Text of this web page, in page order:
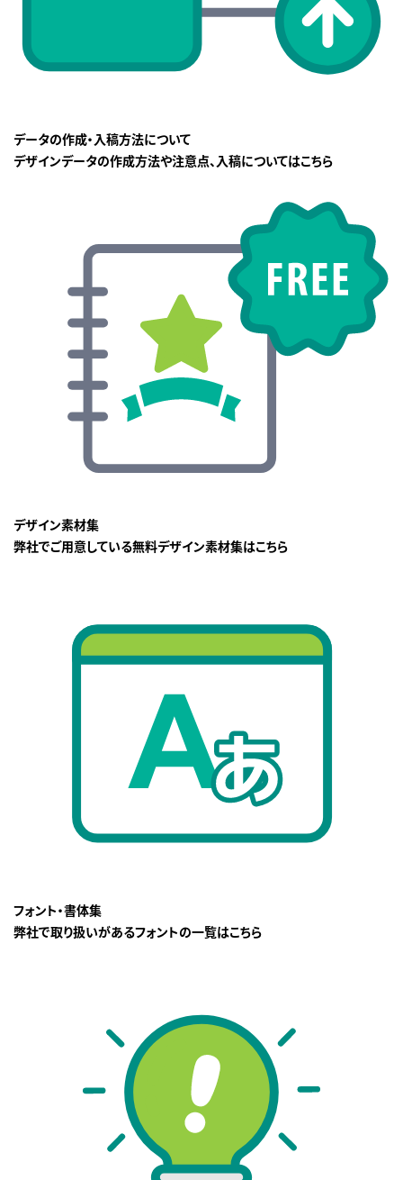
データの作成・入稿方法について
デザインデータの作成方法や注意点、入稿についてはこちら
デザイン素材集
弊社でご用意している無料デザイン素材集はこちら
フォント・書体集
弊社で取り扱いがあるフォントの一覧はこちら